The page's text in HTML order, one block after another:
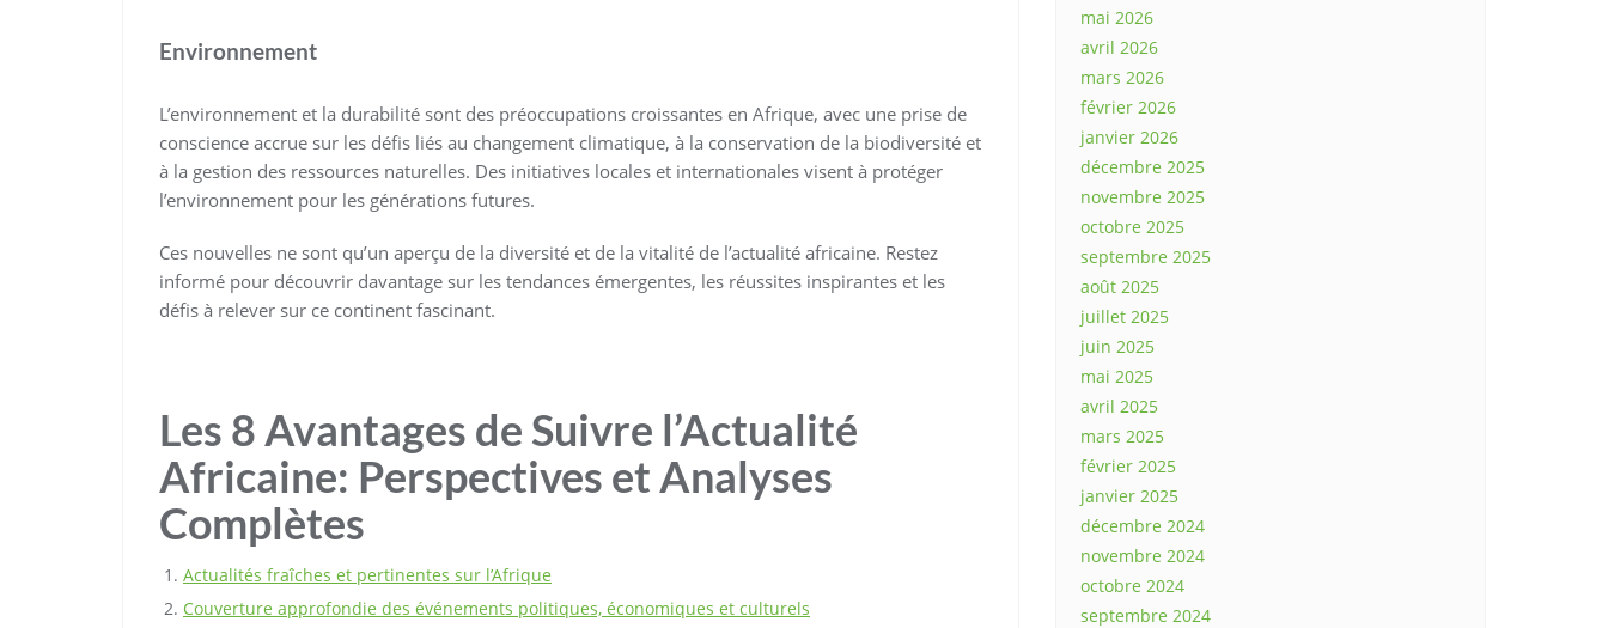
Environnement
L’environnement et la durabilité sont des préoccupations croissantes en Afrique, avec une prise de
conscience accrue sur les défis liés au changement climatique, à la conservation de la biodiversité et
à la gestion des ressources naturelles. Des initiatives locales et internationales visent à protéger
l’environnement pour les générations futures.
Ces nouvelles ne sont qu’un aperçu de la diversité et de la vitalité de l’actualité africaine. Restez
informé pour découvrir davantage sur les tendances émergentes, les réussites inspirantes et les
défis à relever sur ce continent fascinant.
Les 8 Avantages de Suivre l’Actualité
Africaine: Perspectives et Analyses
Complètes
Actualités fraîches et pertinentes sur l’Afrique
Couverture approfondie des événements politiques, économiques et culturels
mai 2026
avril 2026
mars 2026
février 2026
janvier 2026
décembre 2025
novembre 2025
octobre 2025
septembre 2025
août 2025
juillet 2025
juin 2025
mai 2025
avril 2025
mars 2025
février 2025
janvier 2025
décembre 2024
novembre 2024
octobre 2024
septembre 2024